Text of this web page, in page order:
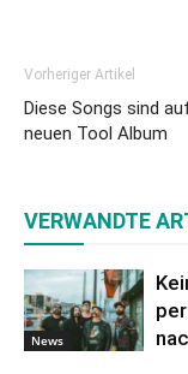
Vorheriger Artikel
Diese Songs sind
neuen Tool Album
VERWANDTE
News